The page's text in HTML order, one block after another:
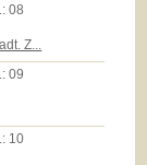
08
Z...
09
10